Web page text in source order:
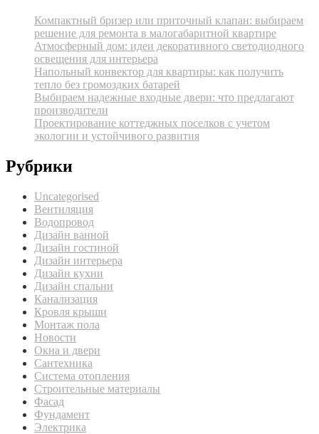
Компактный бризер или приточный клапан: выбираем
решение для ремонта в малогабаритной квартире
Атмосферный дом: идеи декоративного светодиодного
освещения для интерьера
Напольный конвектор для квартиры: как получить
тепло без громоздких батарей
Выбираем надежные входные двери: что предлагают
производители
Проектирование коттеджных поселков с учетом
экологии и устойчивого развития
Рубрики
Uncategorised
Вентиляция
Водопровод
Дизайн ванной
Дизайн гостиной
Дизайн интерьера
Дизайн кухни
Дизайн спальни
Канализация
Кровля крыши
Монтаж пола
Новости
Окна и двери
Сантехника
Система отопления
Строительные материалы
Фасад
Фундамент
Электрика